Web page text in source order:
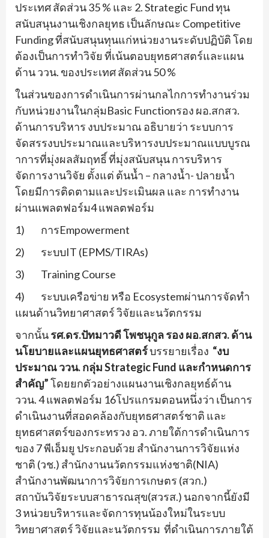
ประเทศ สัดส่วน 35 % และ 2.Strategic Fundทุน
สนับสนุนงานเชิงกลยุทธ เป็นลักษณะ Competitive
Fundingที่สนับสนุนทุนแก่หน่วยงานระดับปฏิบัติ โดย
ต้องเป็นการทำวิจัย ที่เน้นตอบยุทธศาสตร์และแผน
ด้าน ววน. ของประเทศ สัดส่วน 50 %
ในส่วนของการดำเนินการผ่านกลไกการทำงานร่วม
กับหน่วยงานในกลุ่มBasic Functionรอง ผอ.สกสว.
ด้านการบริหาร งบประมาณ อธิบายว่า ระบบการ
จัดสรรงบประมาณและบริหารงบประมาณแบบบูรณ
าการที่มุ่งผลสัมฤทธิ์ ที่มุ่งสนับสนุน การบริหาร
จัดการงานวิจัย ตั้งแต่ ต้นน้ำ – กลางน้ำ- ปลายน้ำ
โดยมีการติดตามและประเมินผล และ การทำงาน
ผ่านแพลตฟอร์ม4แพลตฟอร์ม
1) การEmpowerment
2) ระบบIT (EPMS/TIRAs)
3) Training Course
4) ระบบเครือข่าย หรือ Ecosystemผ่านการจัดทำ
แผนด้านวิทยาศาสตร์ วิจัยและนวัตกรรม
จากนั้นรศ.ดร.ปัทมาวดี โพชนุกูล รอง ผอ.สกสว. ด้าน
นโยบายและแผนยุทธศาสตร์บรรยายเรื่อง “งบ
ประมาณ ววน. กลุ่มStrategic Fund และกำหนดการ
สำคัญ”โดยยกตัวอย่างแผนงานเชิงกลยุทธ์ด้าน
ววน.4แพลตฟอร์ม 16โปรแกรมตอนหนึ่งว่า เป็นการ
ดำเนินงานที่สอดคล้องกับยุทธศาสตร์ชาติ และ
ยุทธศาสตร์ของกระทรวง อว. ภายใต้การดำเนินการ
ของ 7 พีเอ็มยู ประกอบด้วย สำนักงานการวิจัยแห่ง
ชาติ (วช.) สำนักงานนวัตกรรมแห่งชาติ(NIA)
สำนักงานพัฒนาการวิจัยการเกษตร (สวก.)
สถาบันวิจัยระบบสาธารณสุข(สวรส.) นอกจากนี้ยังมี
3 หน่วยบริหารและจัดการทุนน้องใหม่ในระบบ
วิทยาศาสตร์ วิจัยและนวัตกรรม ที่ดำเนินการภายใต้